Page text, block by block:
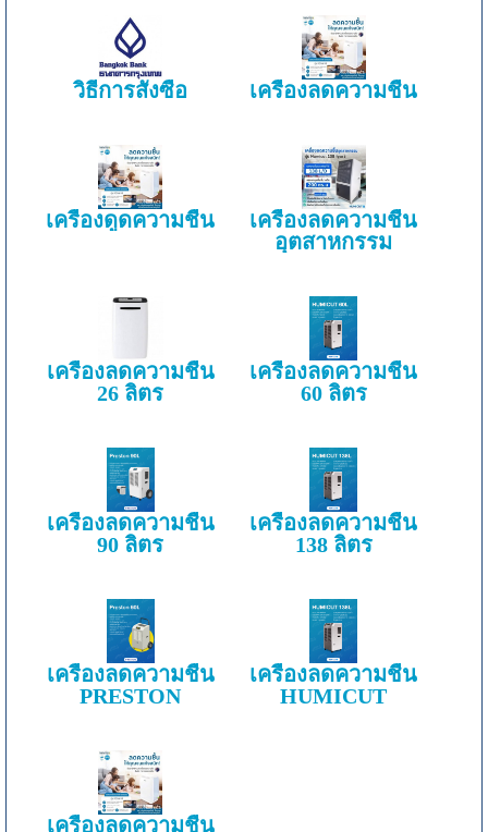
วิธีการสั่งซื้อ เครื่องลดความชื้น
เครื่องดูดความชื้น
เครื่องลดความชื้น
อุตสาหกรรม
เครื่องลดความชื้น
26 ลิตร
เครื่องลดความชื้น
60 ลิตร
เครื่องลดความชื้น
90 ลิตร
เครื่องลดความชื้น
138 ลิตร
เครื่องลดความชื้น
PRESTON
เครื่องลดความชื้น
HUMICUT
เครื่องลดความชื้น